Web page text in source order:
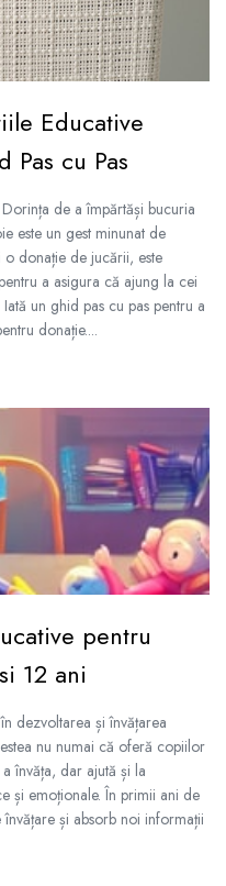
Educative
cu Pas
de a împărtăși bucuria
este un gest minunat de
o donație de jucării, este
a asigura că ajung la cei
un ghid pas cu pas pentru a
donație....
pentru
12 ani
dezvoltarea și învățarea
nu numai că oferă copiilor
învăța, dar ajută și la
și emoționale. În primii ani de
și absorb noi informații